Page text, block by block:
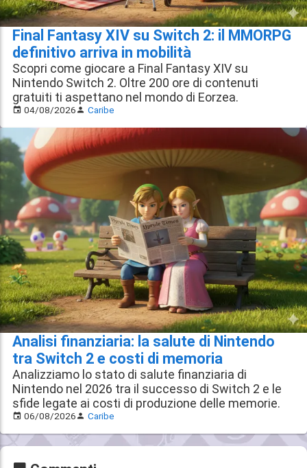
Final Fantasy XIV su Switch 2: il MMORPG
definitivo arriva in mobilità
Scopri come giocare a Final Fantasy XIV su
Nintendo Switch 2. Oltre 200 ore di contenuti
gratuiti ti aspettano nel mondo di Eorzea.
04/08/2026 Caribe
Analisi finanziaria: la salute di Nintendo
tra Switch 2 e costi di memoria
Analizziamo lo stato di salute finanziaria di
Nintendo nel 2026 tra il successo di Switch 2 e le
sfide legate ai costi di produzione delle memorie.
06/08/2026 Caribe